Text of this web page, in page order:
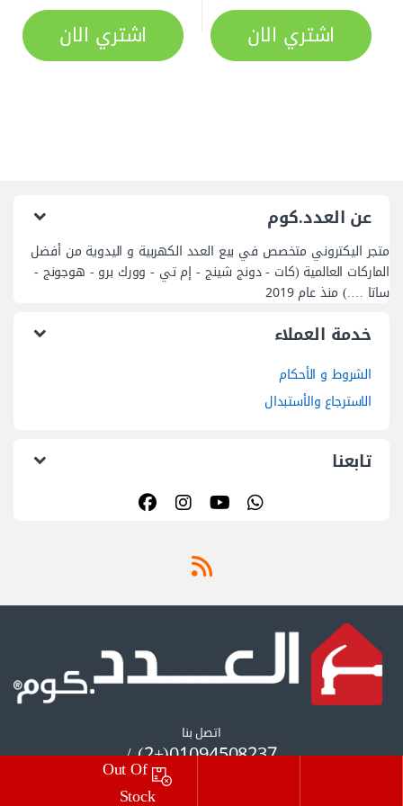
Out Of
Stock
اشتري الان اشتري الان
عن العدد.كوم
متجر اليكتروني متخصص في بيع العدد الكهربية و اليدوية من أفضل
الماركات العالمية (كات - دونج شينج - إم تي - وورك برو - هوجونج -
ساتا ….) منذ عام 2019
خدمة العملاء
الشروط و الأحكام
الاسترجاع والأستبدال
تابعنا
اتصل بنا
01094508237(+2) /
01055297175(+2)